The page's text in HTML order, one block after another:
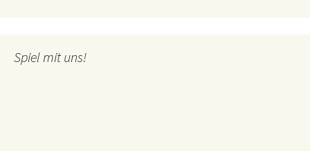
Spiel mit uns!